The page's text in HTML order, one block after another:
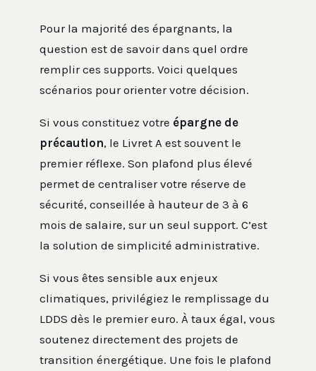
Pour la majorité des épargnants, la
question est de savoir dans quel ordre
remplir ces supports. Voici quelques
scénarios pour orienter votre décision.
Si vous constituez votre épargne de
précaution, le Livret A est souvent le
premier réflexe. Son plafond plus élevé
permet de centraliser votre réserve de
sécurité, conseillée à hauteur de 3 à 6
mois de salaire, sur un seul support. C’est
la solution de simplicité administrative.
Si vous êtes sensible aux enjeux
climatiques, privilégiez le remplissage du
LDDS dès le premier euro. À taux égal, vous
soutenez directement des projets de
transition énergétique. Une fois le plafond